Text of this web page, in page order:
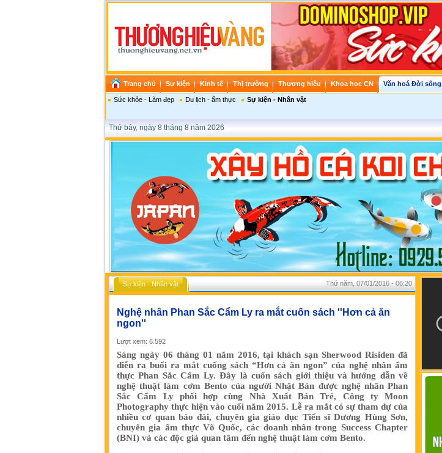
Trang chủ Sự kiện Kinh tế Thị trường Thương hiệu Khoa học CN Văn hoá Đời sống
Sức khỏe - Làm đẹp Du lịch - ẩm thực Sự kiện - Nhân vật
Thứ bảy, ngày 8 tháng 8 năm 2026
Sự kiện - Nhân vật Thứ năm, 07/01/2016 - 06:20
Nghệ nhân Phan Sắc Cẩm Ly ra mắt cuốn sách ''Hơn cả ăn
ngon''
Lượt xem: 6.592
Sáng ngày 06 tháng 01 năm 2016, tại khách sạn Sherwood Risiden đã
diễn ra buổi ra mắt cuống sách “Hơn cả ăn ngon” của nghệ nhân ẩm
thực Phan Sắc Cẩm Ly. Đây là cuốn sách giới thiệu và hướng dẫn về
nghệ thuật làm cơm Bento của người Nhật Bản được nghệ nhân Phan
Sắc Cẩm Ly phối hợp cùng Nhà Xuất Bản Trẻ, Công ty Moon
Photography thực hiện vào cuối năm 2015. Lễ ra mắt có sự tham dự của
nhiều cơ quan báo đài, chuyên gia giáo dục Tiến sĩ Dương Hùng Sơn,
chuyên gia ẩm thực Võ Quốc, các doanh nhân trong Success Chapter
(BNI) và các độc giả quan tâm đến nghệ thuật làm cơm Bento.